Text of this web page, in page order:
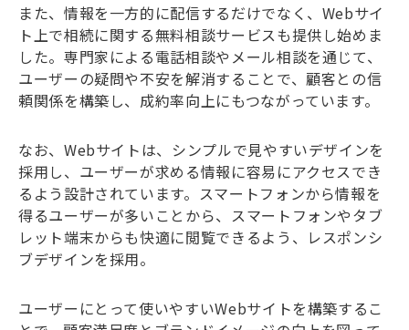
また、情報を一方的に配信するだけでなく、Webサイ
ト上で相続に関する無料相談サービスも提供し始めま
した。専門家による電話相談やメール相談を通じて、
ユーザーの疑問や不安を解消することで、顧客との信
頼関係を構築し、成約率向上にもつながっています。
なお、Webサイトは、シンプルで見やすいデザインを
採用し、ユーザーが求める情報に容易にアクセスでき
るよう設計されています。スマートフォンから情報を
得るユーザーが多いことから、スマートフォンやタブ
レット端末からも快適に閲覧できるよう、レスポンシ
ブデザインを採用。
ユーザーにとって使いやすいWebサイトを構築するこ